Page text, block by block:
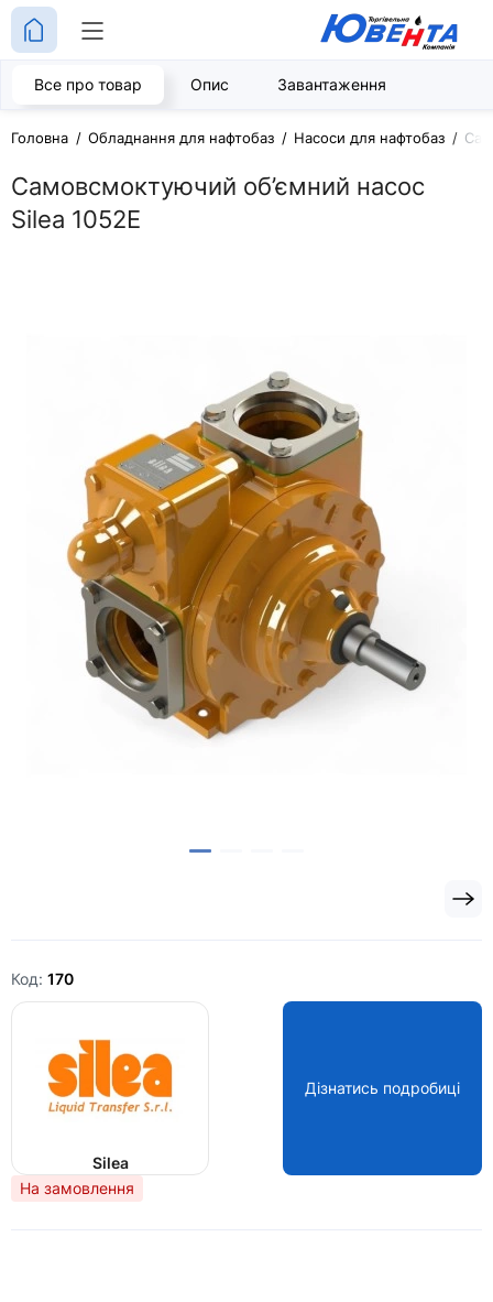
Головна Обладнання для нафтобаз Насоси для нафтобаз
Самовсмоктуючий об’ємний насос
Silea 1052E
Все про товар Опис Завантаження
Код: 170
Silea
Дізнатись подробиці
На замовлення